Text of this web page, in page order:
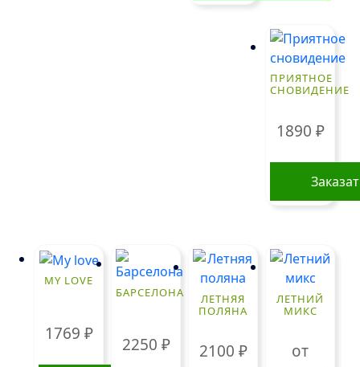
ПРИЯТНОЕ
СНОВИДЕНИЕ
1890 ₽
MY LOVE
1769 ₽
БАРСЕЛОНА
2250 ₽
ЛЕТНЯЯ
ПОЛЯНА
2100 ₽
ЛЕТНИЙ
МИКС
от